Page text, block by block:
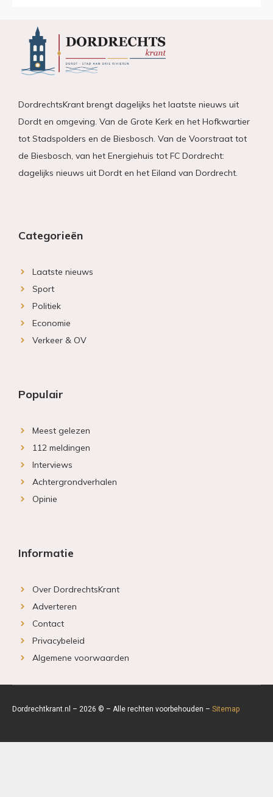
DordrechtsKrant brengt dagelijks het laatste nieuws uit
Dordt en omgeving. Van de Grote Kerk en het Hofkwartier
tot Stadspolders en de Biesbosch. Van de Voorstraat tot
de Biesbosch, van het Energiehuis tot FC Dordrecht:
dagelijks nieuws uit Dordt en het Eiland van Dordrecht.
Categorieën
Laatste nieuws
Sport
Politiek
Economie
Verkeer & OV
Populair
Meest gelezen
112 meldingen
Interviews
Achtergrondverhalen
Opinie
Informatie
Over DordrechtsKrant
Adverteren
Contact
Privacybeleid
Algemene voorwaarden
Dordrechtkrant.nl – 2026 © – Alle rechten voorbehouden – Sitemap